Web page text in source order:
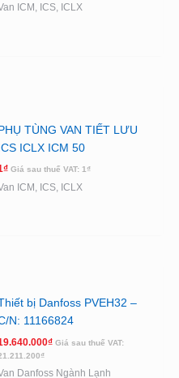
ICM, ICS, ICLX
TÙNG VAN TIẾT LƯU
ICLX ICM 50
₫ Giá sau thuế VAT: 1₫
ICM, ICS, ICLX
bị Danfoss PVEH32 –
N: 11166824
₫ Giá sau thuế VAT:
₫
Danfoss Ngành Lạnh